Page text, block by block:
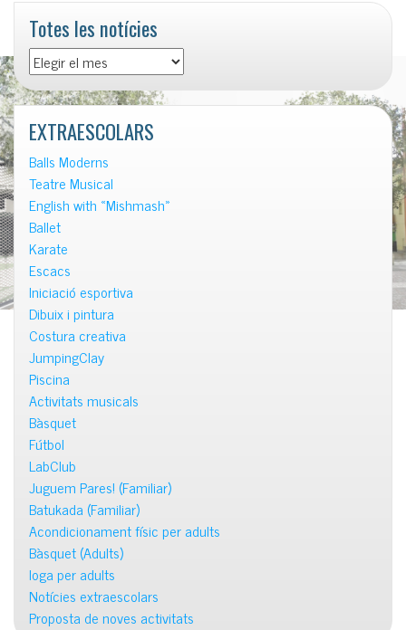
Totes les notícies
Totes
les
notícies
EXTRAESCOLARS
Balls Moderns
Teatre Musical
English with «Mishmash»
Ballet
Karate
Escacs
Iniciació esportiva
Dibuix i pintura
Costura creativa
JumpingClay
Piscina
Activitats musicals
Bàsquet
Fútbol
LabClub
Juguem Pares! (Familiar)
Batukada (Familiar)
Acondicionament físic per adults
Bàsquet (Adults)
Ioga per adults
Notícies extraescolars
Proposta de noves activitats